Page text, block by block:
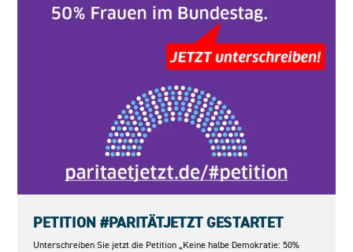
PETITION #PARITÄTJETZT GESTARTET
Unterschreiben Sie jetzt die Petition „Keine halbe Demokratie: 50%